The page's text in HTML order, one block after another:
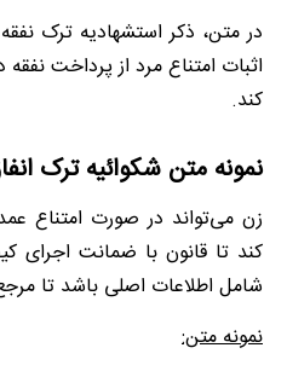
در متن، ذکر استشهادیه ترک
اثبات امتناع مرد از پرداخت
کند.
نمونه متن شکوائیه ترک
زن می‌تواند در صورت امتناع
کند تا قانون با ضمانت اجرای
شامل اطلاعات اصلی باشد تا
نمونه متن: